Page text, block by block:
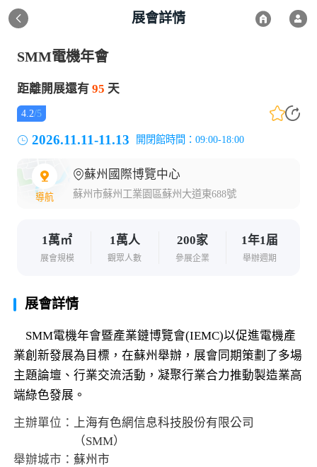
展會詳情
SMM電機年會
距離開展還有 95 天
4.2/5
2026.11.11-11.13 開閉館時間：09:00-18:00
導航
蘇州國際博覽中心
蘇州市蘇州工業園區蘇州大道東688號
1萬㎡
展會規模
1萬人
觀眾人數
200家
參展企業
1年1届
舉辦週期
展會詳情
SMM電機年會暨產業鏈博覽會(IEMC)以促進電機產
業創新發展為目標，在蘇州舉辦，展會同期策劃了多場
主題論壇、行業交流活動，凝聚行業合力推動製造業高
端綠色發展。
主辦單位： 上海有色網信息科技股份有限公司
（SMM）
舉辦城市：蘇州市